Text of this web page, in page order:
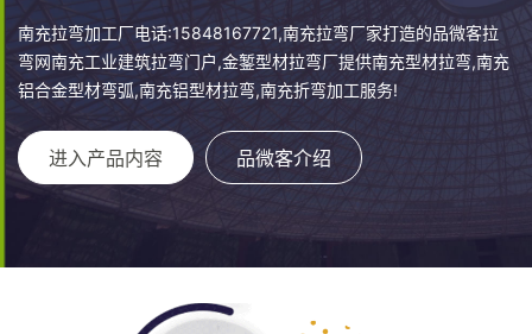
南充拉弯加工厂电话:15848167721,南充拉弯厂家打造的品微客拉
弯网南充工业建筑拉弯门户,金錾型材拉弯厂提供南充型材拉弯,南充
铝合金型材弯弧,南充铝型材拉弯,南充折弯加工服务!
进入产品内容 品微客介绍